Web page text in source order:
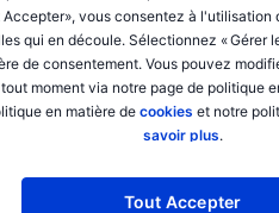
Accepter», vous consentez à
qui en découle. Sélectionnez « Gérer
de consentement. Vous pouvez
moment via notre page de politique
en matière de cookies et notre
savoir plus.
Tout Accepter
1983 dollar terms). This
since the pre-2000 era.
as the market apparently
crude oil for USD 63.3 per
USD 60 per barrel in today’s
2025 contract that trades
How can this encourage
production levels?